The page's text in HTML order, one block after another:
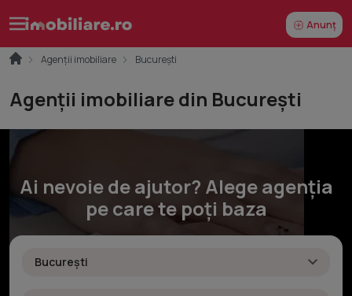
Anunț
Agenții imobiliare București
Agenții imobiliare din București
Ai nevoie de ajutor? Alege agenția
pe care te poți baza